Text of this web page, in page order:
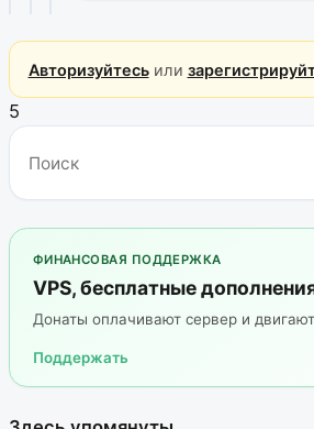
Авторизуйтесьили
5
ФИНАНСОВАЯ ПОДДЕРЖКА
VPS, бесплатные
Донаты оплачивают сервер и
Поддержать